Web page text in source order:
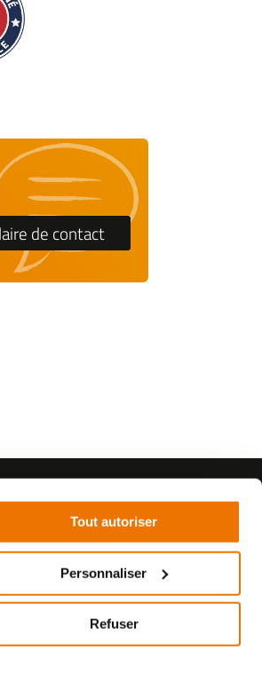
Tout autoriser
Personnaliser
Refuser
de contact
- SurplusMotos - Réalisation : datasolution.fr